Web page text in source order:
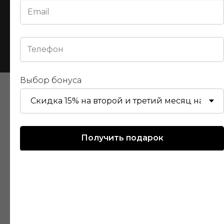
Выбор бонуса
Получить подарок
Отправить
БИЗНЕСА НА
МАРКЕТПЛЕЙСАХ РФ